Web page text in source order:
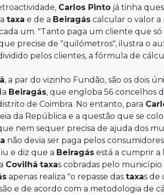
Carlos Pinto já tinha
taxa e de a Beiragás calcular o valor
um. "Tanto paga um cliente que
precise de "quilómetros", ilustra o
pelos clientes, a fórmula de
, a par do vizinho Fundão, são os dois
Beiragás, que engloba 56 concelhos
de Coimbra. No entanto, para
da República e a questão que se
nem sequer precisa de ajuda dos
não devia ser paga pelos
e diz que a Beiragás está a cumprir a
Covilhã taxas cobradas pelo
apenas realiza "o repasse das taxas de
e de acordo com a metodologia de